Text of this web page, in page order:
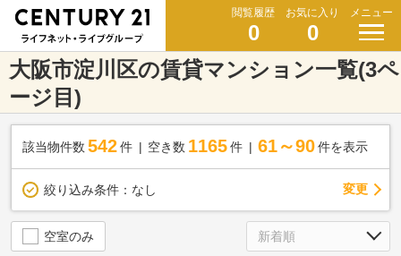
閲覧履歴
0
お気に入り
0
メニュー
大阪市淀川区の賃貸マンション一覧(3ペ
ージ目)
該当物件数 542件 空き数 1165 件 61～90 件を表示
絞り込み条件： なし 変更
空室のみ